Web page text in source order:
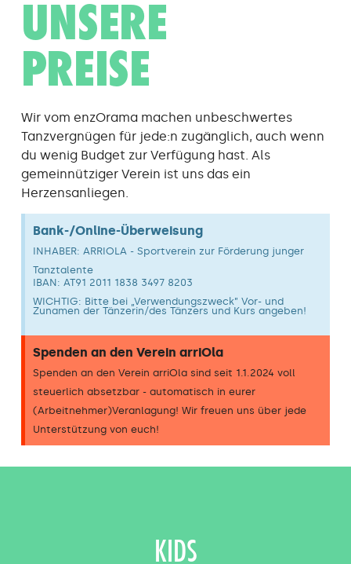
UNSERE
PREISE
Wir vom enzOrama machen unbeschwertes
Tanzvergnügen für jede:n zugänglich, auch wenn
du wenig Budget zur Verfügung hast. Als
gemeinnütziger Verein ist uns das ein
Herzensanliegen.
Bank-/Online-Überweisung
INHABER: ARRIOLA - Sportverein zur Förderung junger
Tanztalente
IBAN: AT91 2011 1838 3497 8203
WICHTIG: Bitte bei „Verwendungszweck” Vor- und
Zunamen der Tänzerin/des Tänzers und Kurs angeben!
Spenden an den Verein arriOla
Spenden an den Verein arriOla sind seit 1.1.2024 voll
steuerlich absetzbar - automatisch in eurer
(Arbeitnehmer)Veranlagung! Wir freuen uns über jede
Unterstützung von euch!
KIDS